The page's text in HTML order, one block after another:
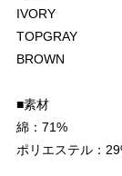
IVORY
TOPGRAY
BROWN
■素材
綿：71%
ポリエステル：